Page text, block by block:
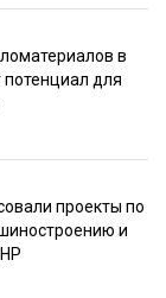
в
потенциал для
проекты по
и